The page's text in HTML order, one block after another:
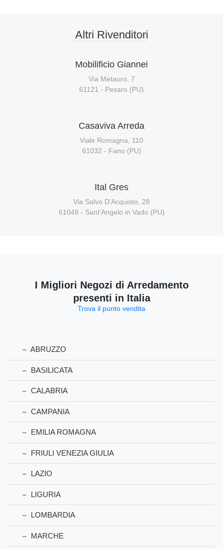
Altri Rivenditori
Mobilificio Giannei
Via Metauro, 7
61121 - Pesaro (PU)
Casaviva Arreda
Viale Romagna, 110
61032 - Fano (PU)
Ital Gres
Via Salvo D'Acquisto, 28
61048 - Sant'Angelo in Vado (PU)
I Migliori Negozi di Arredamento
presenti in Italia
Trova il punto vendita
ABRUZZO
BASILICATA
CALABRIA
CAMPANIA
EMILIA ROMAGNA
FRIULI VENEZIA GIULIA
LAZIO
LIGURIA
LOMBARDIA
MARCHE